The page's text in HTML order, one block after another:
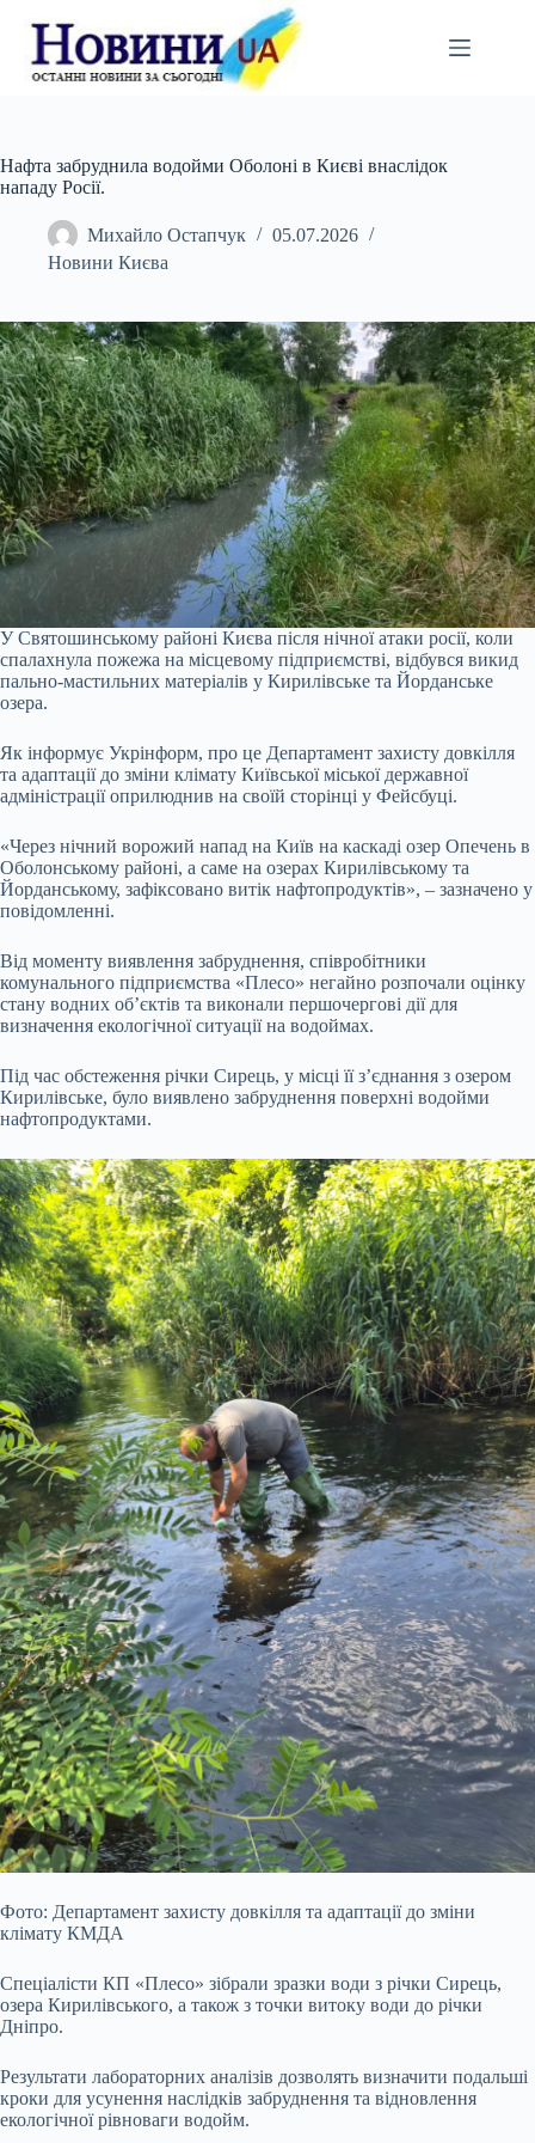
вмісту
Нафта забруднила водойми Оболоні в Києві внаслідок
нападу Росії.
Михайло Остапчук
05.07.2026
Новини Києва
У Святошинському районі Києва після нічної атаки росії, коли
спалахнула пожежа на місцевому підприємстві, відбувся викид
пально-мастильних матеріалів у Кирилівське та Йорданське
озера.
Як інформує Укрінформ, про це Департамент захисту довкілля
та адаптації до зміни клімату Київської міської державної
адміністрації оприлюднив на своїй сторінці у Фейсбуці.
«Через нічний ворожий напад на Київ на каскаді озер Опечень в
Оболонському районі, а саме на озерах Кирилівському та
Йорданському, зафіксовано витік нафтопродуктів», – зазначено у
повідомленні.
Від моменту виявлення забруднення, співробітники
комунального підприємства «Плесо» негайно розпочали оцінку
стану водних об’єктів та виконали першочергові дії для
визначення екологічної ситуації на водоймах.
Під час обстеження річки Сирець, у місці її з’єднання з озером
Кирилівське, було виявлено забруднення поверхні водойми
нафтопродуктами.
Фото: Департамент захисту довкілля та адаптації до зміни
клімату КМДА
Спеціалісти КП «Плесо» зібрали зразки води з річки Сирець,
озера Кирилівського, а також з точки витоку води до річки
Дніпро.
Результати лабораторних аналізів дозволять визначити подальші
кроки для усунення наслідків забруднення та відновлення
екологічної рівноваги водойм.